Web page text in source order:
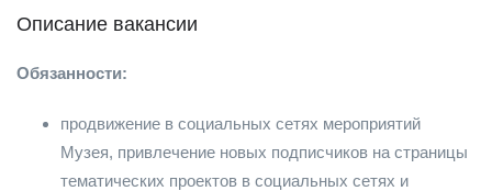
Описание вакансии
Обязанности:
продвижение в социальных сетях мероприятий
Музея, привлечение новых подписчиков на страницы
тематических проектов в социальных сетях и